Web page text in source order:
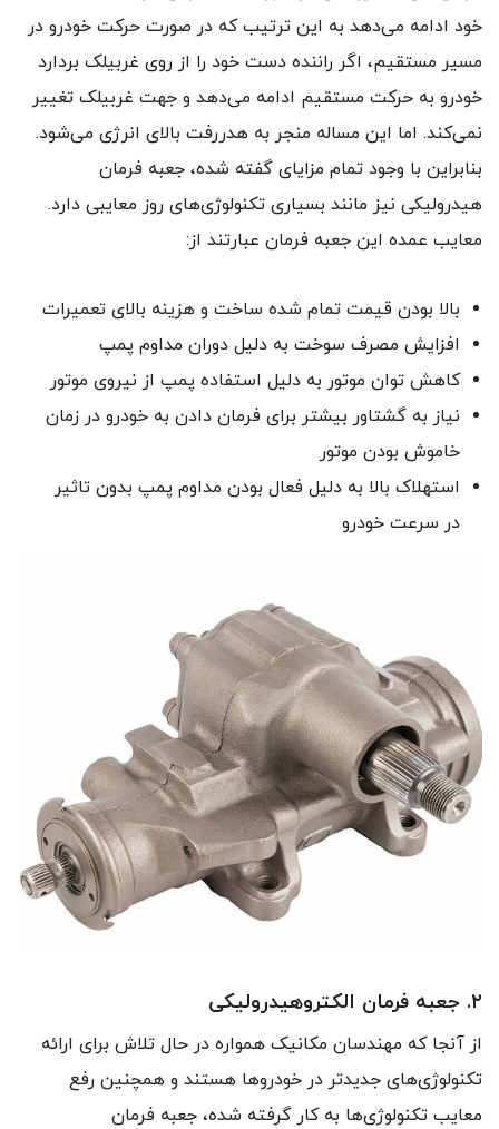
خود ادامه می‌دهد به این ترتیب که در صورت حرکت خودرو در
مسیر مستقیم، اگر راننده دست خود را از روی غربیلک بردارد
خودرو به حرکت مستقیم ادامه می‌دهد و جهت غربیلک تغییر
نمی‌کند. اما این مساله منجر به هدررفت بالای انرژی می‌شود.
بنابراین با وجود تمام مزایای گفته شده، جعبه فرمان
هیدرولیکی نیز مانند بسیاری تکنولوژی‌های روز معایبی دارد.
معایب عمده‌ این جعبه فرمان عبارتند از:
بالا بودن قیمت تمام شده‌ ساخت و هزینه‌ بالای تعمیرات
افزایش مصرف سوخت به دلیل دوران مداوم پمپ
کاهش توان موتور به دلیل استفاده‌ پمپ از نیروی موتور
نیاز به گشتاور بیشتر برای فرمان دادن به خودرو در زمان
خاموش بودن موتور
استهلاک بالا به دلیل فعال بودن مداوم پمپ بدون تاثیر
در سرعت خودرو
۲. جعبه فرمان الکتروهیدرولیکی
از آنجا که مهندسان مکانیک همواره در حال تلاش برای ارائه‌
تکنولوژی‌های جدیدتر در خودروها هستند و همچنین رفع
معایب تکنولوژی‌ها به کار گرفته شده، جعبه فرمان